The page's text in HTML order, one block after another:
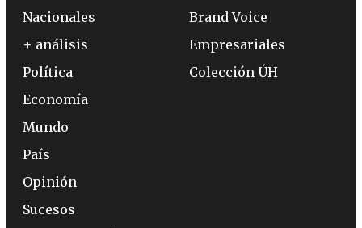
Nacionales
+ análisis
Política
Economía
Mundo
País
Opinión
Sucesos
Brand Voice
Empresariales
Colección ÚH